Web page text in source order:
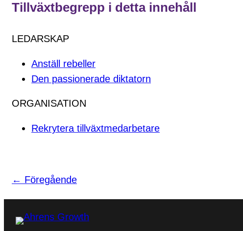
Tillväxtbegrepp i detta innehåll
LEDARSKAP
Anställ rebeller
Den passionerade diktatorn
ORGANISATION
Rekrytera tillväxtmedarbetare
← Föregående